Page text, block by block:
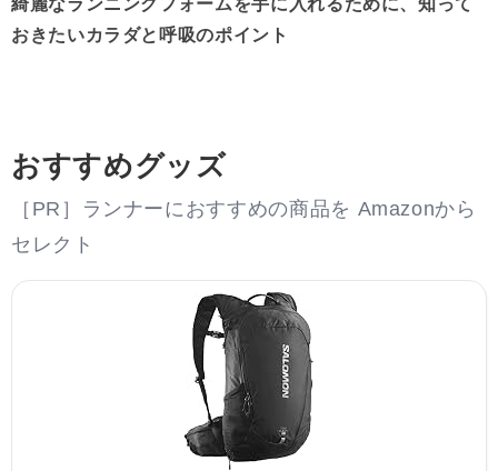
綺麗なランニングフォームを手に入れるために、知って
おきたいカラダと呼吸のポイント
おすすめグッズ
［PR］ランナーにおすすめの商品を Amazonから
セレクト